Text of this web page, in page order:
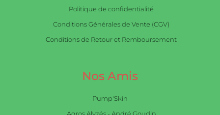
Politique de confidentialité
Conditions Générales de Vente (CGV)
Conditions de Retour et Remboursement
Nos Amis
Pump'Skin
Agros Alyzés - André Goudin